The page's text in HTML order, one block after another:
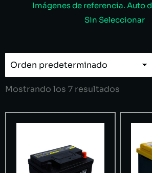
Imágenes de referencia. Auto
Sin Seleccionar
Mostrando los 7 resultados